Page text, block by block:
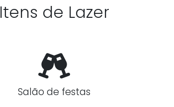
Itens de Lazer
Salão de festas